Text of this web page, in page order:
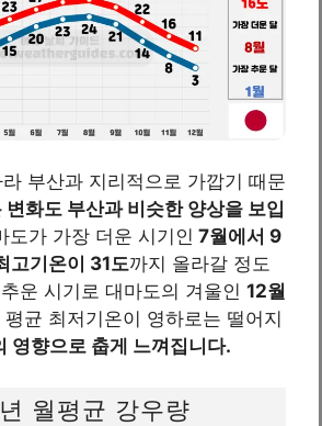
부산과 지리적으로 가깝기 때문
변화도 부산과 비슷한 양상을 보입
도가 가장 더운 시기인 7월에서 9
고기온이 31도까지 올라갈 정도
운 시기로 대마도의 겨울인 12월
평균 최저기온이 영하로는 떨어지
영향으로 춥게 느껴집니다.
월평균 강우량